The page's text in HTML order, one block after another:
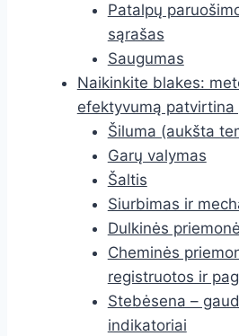
Patalpų
sąrašas
Saugumas
Naikinkite blakes:
efektyvumą patvirtina
Šiluma (aukšta
Garų valymas
Šaltis
Siurbimas ir
Dulkinės
Cheminės
registruotos ir
Stebėsena –
indikatoriai